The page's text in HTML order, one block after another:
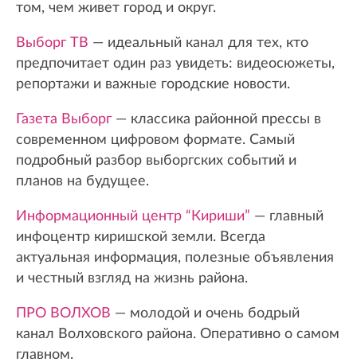
том, чем живет город и округ.
Выборг ТВ — идеальный канал для тех, кто
предпочитает один раз увидеть: видеосюжеты,
репортажи и важные городские новости.
Газета Выборг— классика районной прессы в
современном цифровом формате. Самый
подробный разбор выборгских событий и
планов на будущее.
Информационный центр “Кириши” — главный
инфоцентр киришской земли. Всегда
актуальная информация, полезные объявления
и честный взгляд на жизнь района.
ПРО ВОЛХОВ — молодой и очень бодрый
канал Волховского района. Оперативно о самом
главном.